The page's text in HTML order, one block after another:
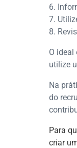
O ideal
utilize
Na
do
Para
criar